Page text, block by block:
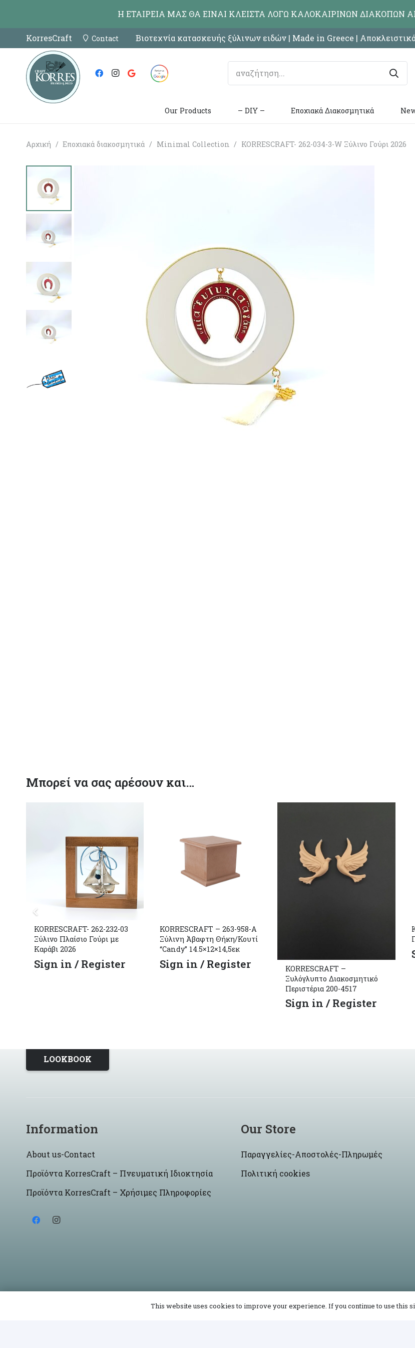
KorresCraft Contact Βιοτεχνία κατασκευής ξύλινων ειδών | Made in Greece |
Our Products – DIY – Εποχιακά Διακοσμητικά
Αρχική / Εποχιακά διακοσμητικά / Minimal Collection / KORRESCRAFT- 262-034-3-W Ξύλινo Γούρι 2026
Μπορεί να σας αρέσουν και…
KORRESCRAFT- 262-232-03
Ξύλινο Πλαίσιο Γούρι με
Καράβι 2026
Sign in / Register
KORRESCRAFT – 263-958-Α
Ξύλινη Άβαφτη Θήκη/Κουτί
“Candy” 14.5×12×14,5εκ
Sign in / Register
KORRESCRAFT –
Ξυλόγλυπτο Διακοσμητικό
Περιστέρια 200-4517
Sign in / Register
LOOKBOOK
Information
About us-Contact
Προϊόντα KorresCraft – Πνευματική Ιδιοκτησία
Προϊόντα KorresCraft – Χρήσιμες Πληροφορίες
Our Store
Παραγγελίες-Αποστολές-Πληρωμές
Πολιτική cookies
© 2021 -2026 Korres Craft By
Η ΕΤΑΙΡΕΙΑ ΜΑΣ ΘΑ ΕΙΝΑΙ ΚΛΕΙΣΤΑ ΛΟΓΩ ΚΑΛΟΚΑΙΡΙΝΩΝ ΔΙΑΚΟΠΩΝ
This website uses cookies to improve your experience. If you continue to use this